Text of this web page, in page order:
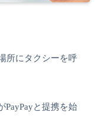
所にタクシーを呼
PayPayと提携を始